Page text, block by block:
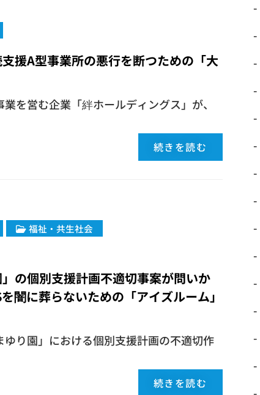
援A型事業所の悪行を断つための「大
を営む企業「絆ホールディングス」が、
続きを読む
福祉・共生社会
の個別支援計画不適切事案が問いか
闇に葬らないための「アイズルーム」
り園」における個別支援計画の不適切作
続きを読む